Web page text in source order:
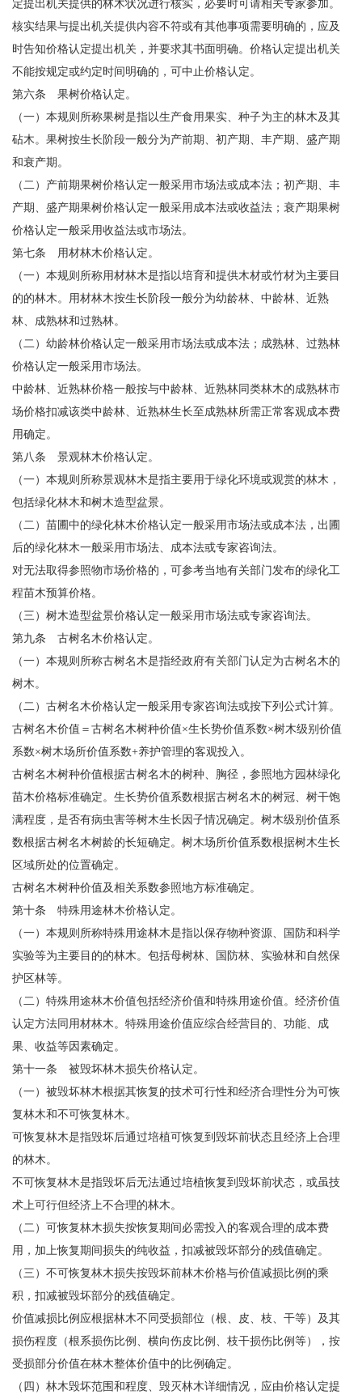
定提出机关提供的林木状况进行核实，必要时可请相关专家参加。
核实结果与提出机关提供内容不符或有其他事项需要明确的，应及
时告知价格认定提出机关，并要求其书面明确。价格认定提出机关
不能按规定或约定时间明确的，可中止价格认定。
第六条 果树价格认定。
（一）本规则所称果树是指以生产食用果实、种子为主的林木及其
砧木。果树按生长阶段一般分为产前期、初产期、丰产期、盛产期
和衰产期。
（二）产前期果树价格认定一般采用市场法或成本法；初产期、丰
产期、盛产期果树价格认定一般采用成本法或收益法；衰产期果树
价格认定一般采用收益法或市场法。
第七条 用材林木价格认定。
（一）本规则所称用材林木是指以培育和提供木材或竹材为主要目
的的林木。用材林木按生长阶段一般分为幼龄林、中龄林、近熟
林、成熟林和过熟林。
（二）幼龄林价格认定一般采用市场法或成本法；成熟林、过熟林
价格认定一般采用市场法。
中龄林、近熟林价格一般按与中龄林、近熟林同类林木的成熟林市
场价格扣减该类中龄林、近熟林生长至成熟林所需正常客观成本费
用确定。
第八条 景观林木价格认定。
（一）本规则所称景观林木是指主要用于绿化环境或观赏的林木，
包括绿化林木和树木造型盆景。
（二）苗圃中的绿化林木价格认定一般采用市场法或成本法，出圃
后的绿化林木一般采用市场法、成本法或专家咨询法。
对无法取得参照物市场价格的，可参考当地有关部门发布的绿化工
程苗木预算价格。
（三）树木造型盆景价格认定一般采用市场法或专家咨询法。
第九条 古树名木价格认定。
（一）本规则所称古树名木是指经政府有关部门认定为古树名木的
树木。
（二）古树名木价格认定一般采用专家咨询法或按下列公式计算。
古树名木价值＝古树名木树种价值×生长势价值系数×树木级别价值
系数×树木场所价值系数+养护管理的客观投入。
古树名木树种价值根据古树名木的树种、胸径，参照地方园林绿化
苗木价格标准确定。生长势价值系数根据古树名木的树冠、树干饱
满程度，是否有病虫害等树木生长因子情况确定。树木级别价值系
数根据古树名木树龄的长短确定。树木场所价值系数根据树木生长
区域所处的位置确定。
古树名木树种价值及相关系数参照地方标准确定。
第十条 特殊用途林木价格认定。
（一）本规则所称特殊用途林木是指以保存物种资源、国防和科学
实验等为主要目的的林木。包括母树林、国防林、实验林和自然保
护区林等。
（二）特殊用途林木价值包括经济价值和特殊用途价值。经济价值
认定方法同用材林木。特殊用途价值应综合经营目的、功能、成
果、收益等因素确定。
第十一条 被毁坏林木损失价格认定。
（一）被毁坏林木根据其恢复的技术可行性和经济合理性分为可恢
复林木和不可恢复林木。
可恢复林木是指毁坏后通过培植可恢复到毁坏前状态且经济上合理
的林木。
不可恢复林木是指毁坏后无法通过培植恢复到毁坏前状态，或虽技
术上可行但经济上不合理的林木。
（二）可恢复林木损失按恢复期间必需投入的客观合理的成本费
用，加上恢复期间损失的纯收益，扣减被毁坏部分的残值确定。
（三）不可恢复林木损失按毁坏前林木价格与价值减损比例的乘
积，扣减被毁坏部分的残值确定。
价值减损比例应根据林木不同受损部位（根、皮、枝、干等）及其
损伤程度（根系损伤比例、横向伤皮比例、枝干损伤比例等），按
受损部分价值在林木整体价值中的比例确定。
（四）林木毁坏范围和程度、毁灭林木详细情况，应由价格认定提